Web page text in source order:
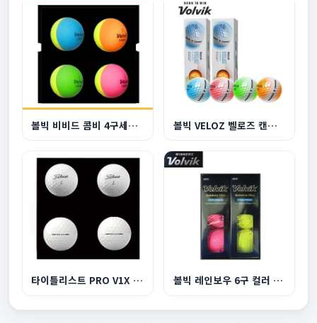
볼빅 비비드 콤비 4구세트 반반 골프공 무광 골프공 볼빅 VELOZ 벨로즈 캔디 3피스 6구
타이틀리스트 PRO V1X 4구세트 볼빅 레인보우 6구 컬러 골프공